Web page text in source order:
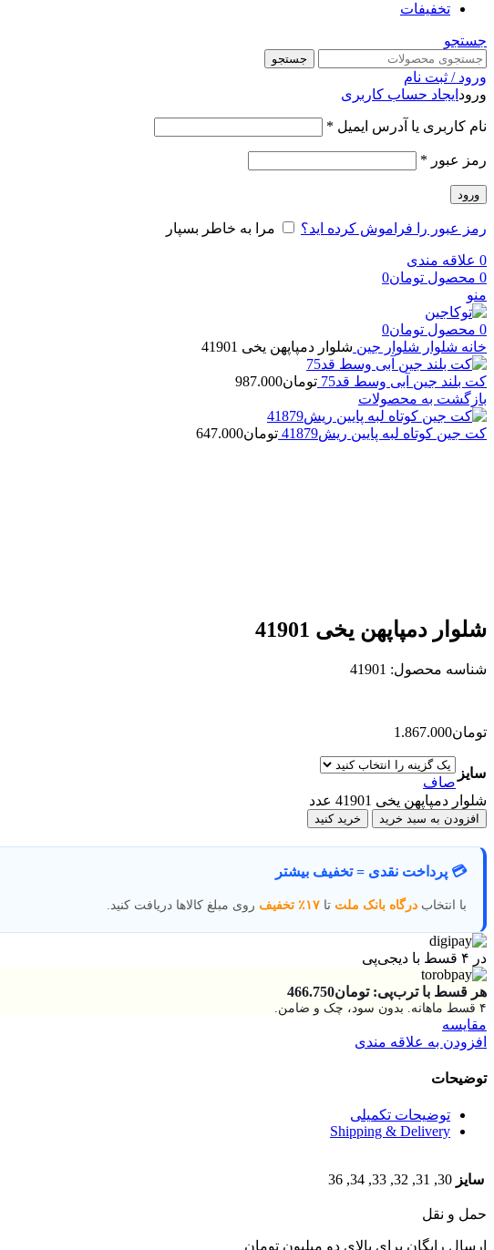
تخفیفات
جستجو
جستجو
ورود / ثبت نام
ورود ایجاد حساب کاربری
نام کاربری یا آدرس ایمیل *
رمز عبور *
ورود
رمز عبور را فراموش کرده اید؟ مرا به خاطر بسپار
0 علاقه مندی
0 محصول تومان0
منو
0 محصول تومان0
خانه شلوار شلوار جین شلوار دمپاپهن یخی 41901
کت بلند جین آبی وسط قد75 تومان987.000
بازگشت به محصولات
کت جین کوتاه لبه پایین ریش41879 تومان647.000
شلوار دمپاپهن یخی 41901
شناسه محصول: 41901
تومان1.867.000
سایز
صاف
شلوار دمپاپهن یخی 41901 عدد
افزودن به سبد خرید خرید کنید
💳 پرداخت نقدی = تخفیف بیشتر
با انتخاب درگاه بانک ملت تا ۱۷٪ تخفیف روی مبلغ کالاها دریافت کنید.
در ۴ قسط با دیجی‌پی
هر قسط با ترب‌پی:تومان466.750
۴ قسط ماهانه. بدون سود، چک و ضامن.
مقایسه
افزودن به علاقه مندی
توضیحات
توضیحات تکمیلی
Shipping & Delivery
سایز 30, 31, 32, 33, 34, 36
حمل و نقل
ارسال رایگان برای بالای دو میلیون تومان